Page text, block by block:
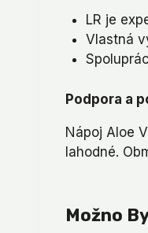
LR je
Vlastná
Podpora a
Nápoj Aloe
lahodné.
Možno